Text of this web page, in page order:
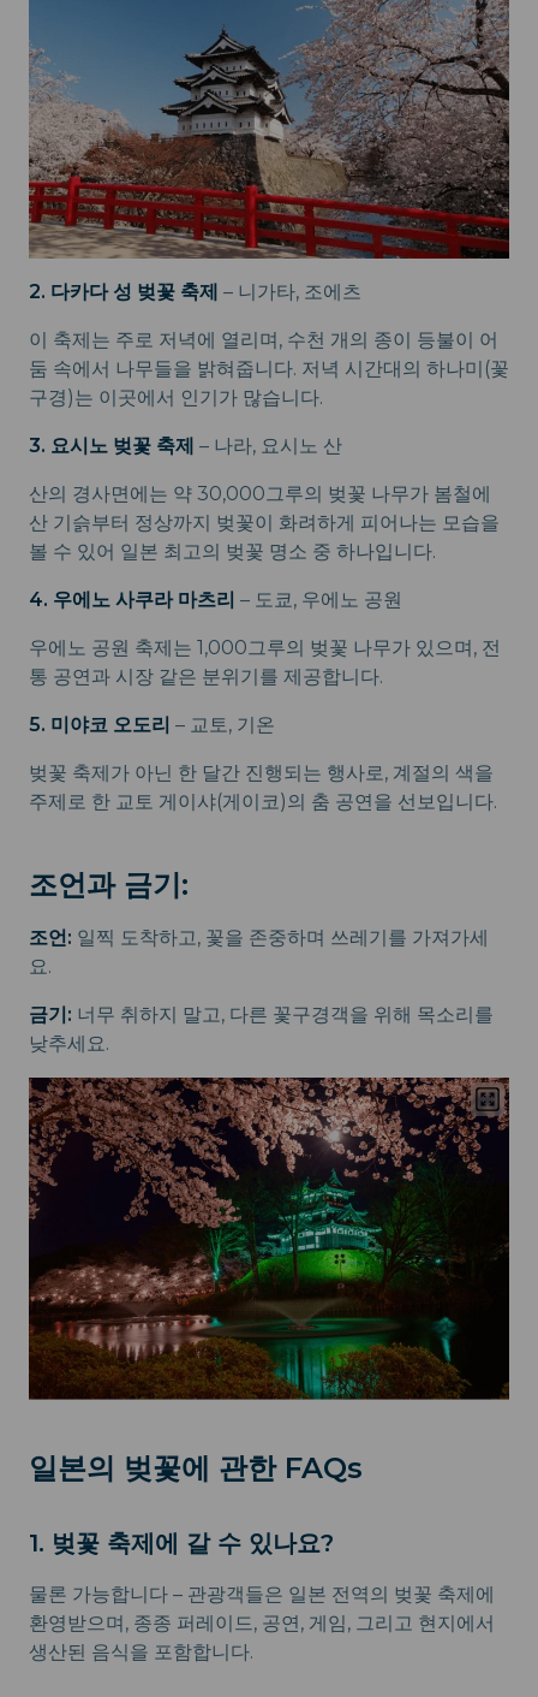
2. 다카다 성 벚꽃 축제 – 니가타, 조에츠
이 축제는 주로 저녁에 열리며, 수천 개의 종이 등불이 어
둠 속에서 나무들을 밝혀줍니다. 저녁 시간대의 하나미(꽃
구경)는 이곳에서 인기가 많습니다.
3. 요시노 벚꽃 축제 – 나라, 요시노 산
산의 경사면에는 약 30,000그루의 벚꽃 나무가 봄철에
산 기슭부터 정상까지 벚꽃이 화려하게 피어나는 모습을
볼 수 있어 일본 최고의 벚꽃 명소 중 하나입니다.
4. 우에노 사쿠라 마츠리 – 도쿄, 우에노 공원
우에노 공원 축제는 1,000그루의 벚꽃 나무가 있으며, 전
통 공연과 시장 같은 분위기를 제공합니다.
5. 미야코 오도리 – 교토, 기온
벚꽃 축제가 아닌 한 달간 진행되는 행사로, 계절의 색을
주제로 한 교토 게이샤(게이코)의 춤 공연을 선보입니다.
조언과 금기:
조언: 일찍 도착하고, 꽃을 존중하며 쓰레기를 가져가세
요.
금기: 너무 취하지 말고, 다른 꽃구경객을 위해 목소리를
낮추세요.
일본의 벚꽃에 관한 FAQs
1. 벚꽃 축제에 갈 수 있나요?
물론 가능합니다 – 관광객들은 일본 전역의 벚꽃 축제에
환영받으며, 종종 퍼레이드, 공연, 게임, 그리고 현지에서
생산된 음식을 포함합니다.